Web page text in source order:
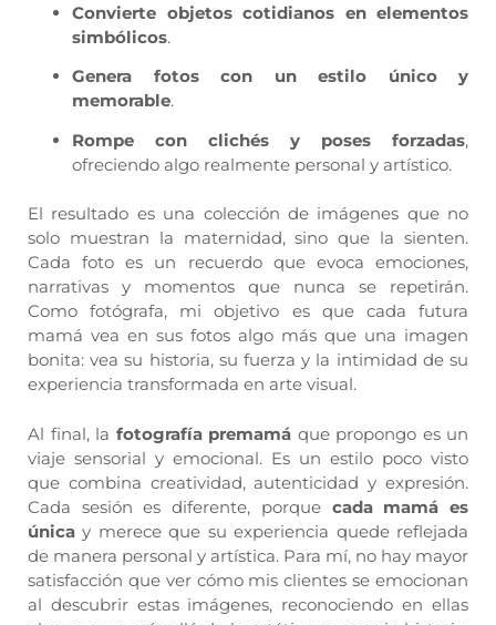
Convierte objetos cotidianos en elementos
simbólicos.
Genera fotos con un estilo único y
memorable.
Rompe con clichés y poses forzadas,
ofreciendo algo realmente personal y artístico.
El resultado es una colección de imágenes que no
solo muestran la maternidad, sino que la sienten.
Cada foto es un recuerdo que evoca emociones,
narrativas y momentos que nunca se repetirán.
Como fotógrafa, mi objetivo es que cada futura
mamá vea en sus fotos algo más que una imagen
bonita: vea su historia, su fuerza y la intimidad de su
experiencia transformada en arte visual.
Al final, la fotografía premamá que propongo es un
viaje sensorial y emocional. Es un estilo poco visto
que combina creatividad, autenticidad y expresión.
Cada sesión es diferente, porque cada mamá es
única y merece que su experiencia quede reflejada
de manera personal y artística. Para mí, no hay mayor
satisfacción que ver cómo mis clientes se emocionan
al descubrir estas imágenes, reconociendo en ellas